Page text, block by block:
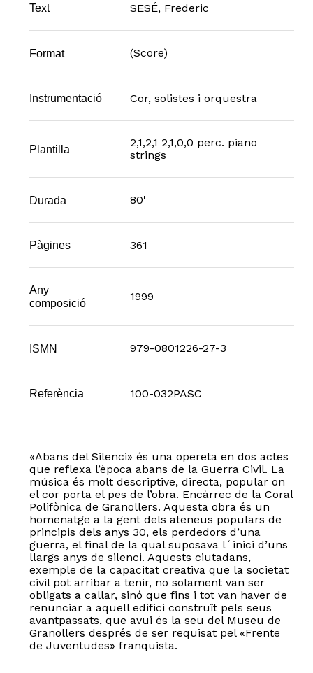
Text SESÉ, Frederic
Format (Score)
Instrumentació Cor, solistes i orquestra
Plantilla
2,1,2,1 2,1,0,0 perc. piano
strings
Durada 80'
Pàgines 361
Any
composició
1999
ISMN 979-0801226-27-3
Referència 100-032PASC
«Abans del Silenci» és una opereta en dos actes
que reflexa l’època abans de la Guerra Civil. La
música és molt descriptive, directa, popular on
el cor porta el pes de l’obra. Encàrrec de la Coral
Polifònica de Granollers. Aquesta obra és un
homenatge a la gent dels ateneus populars de
principis dels anys 30, els perdedors d’una
guerra, el final de la qual suposava l´inici d’uns
llargs anys de silenci. Aquests ciutadans,
exemple de la capacitat creativa que la societat
civil pot arribar a tenir, no solament van ser
obligats a callar, sinó que fins i tot van haver de
renunciar a aquell edifici construït pels seus
avantpassats, que avui és la seu del Museu de
Granollers després de ser requisat pel «Frente
de Juventudes» franquista.